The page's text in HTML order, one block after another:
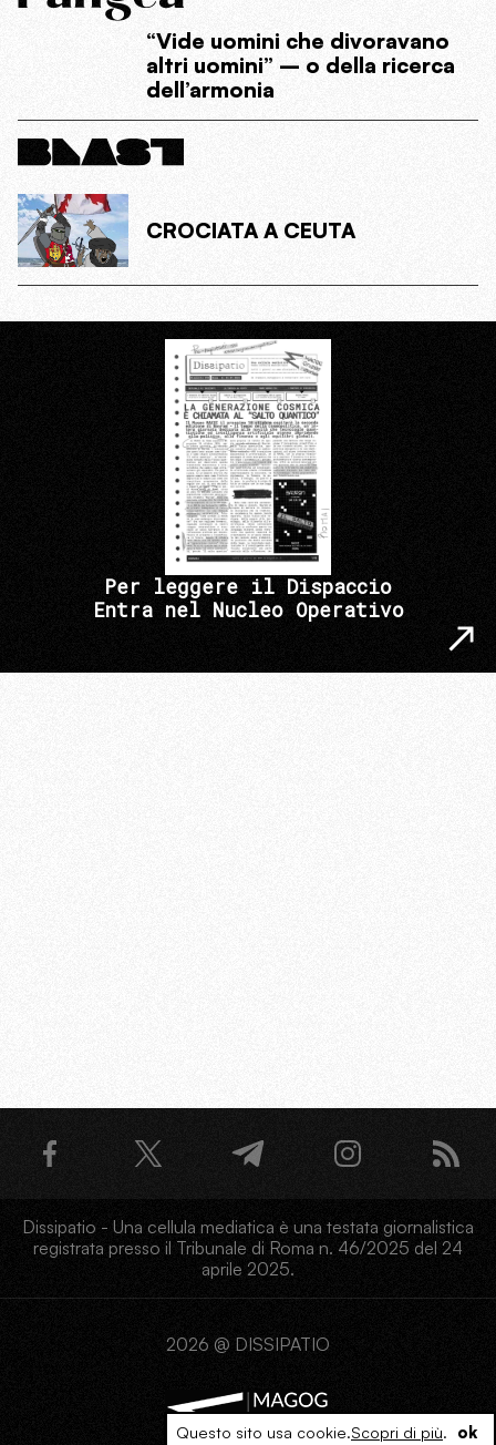
“Vide uomini che divoravano
altri uomini” – o della ricerca
dell’armonia
CROCIATA A CEUTA
Per leggere il Dispaccio
Entra nel Nucleo Operativo
Dissipatio - Una cellula mediatica è una testata giornalistica
registrata presso il Tribunale di Roma n. 46/2025 del 24
aprile 2025.
2026 @ DISSIPATIO
Questo sito usa cookie.Scopri di più. ok